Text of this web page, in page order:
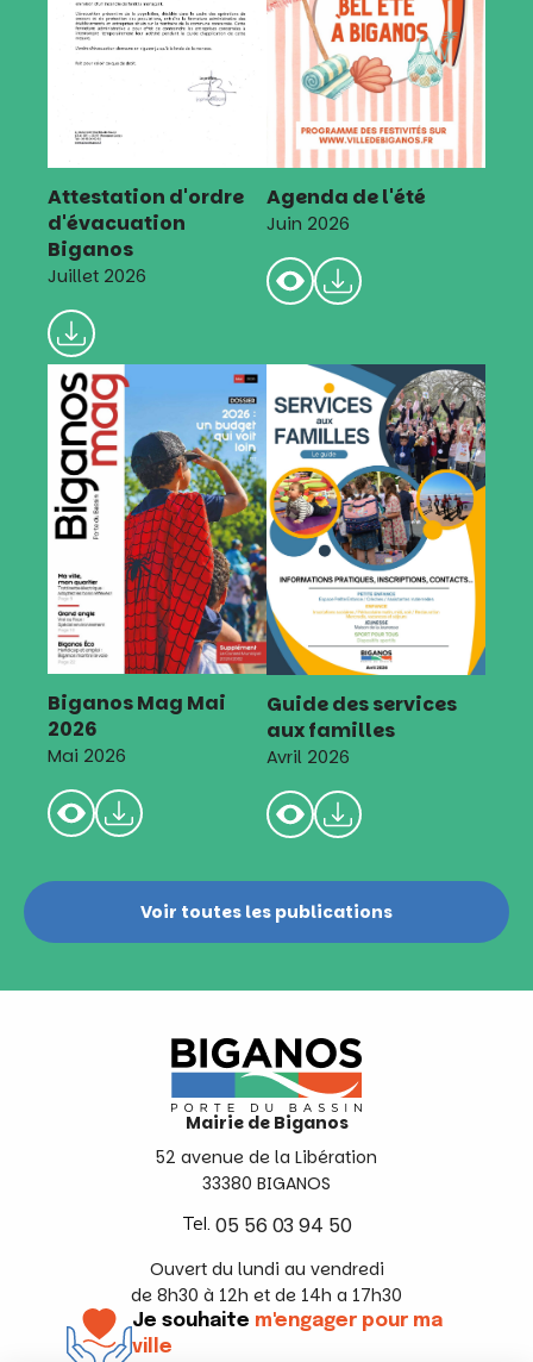
Attestation d'ordre
d'évacuation
Biganos
Juillet 2026
Agenda de l'été
Juin 2026
Biganos Mag Mai
2026
Mai 2026
Guide des services
aux familles
Avril 2026
Voir toutes les publications
Mairie de Biganos
52 avenue de la Libération
33380 BIGANOS
Tel. 05 56 03 94 50
Ouvert du lundi au vendredi
de 8h30 à 12h et de 14h a 17h30
Je souhaite m'engager pour ma
ville